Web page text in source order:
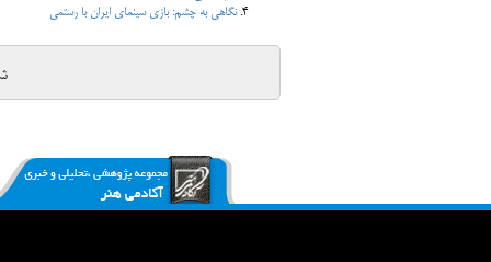
نگاهی به چشم: بازی سینمای ایران با رستمی